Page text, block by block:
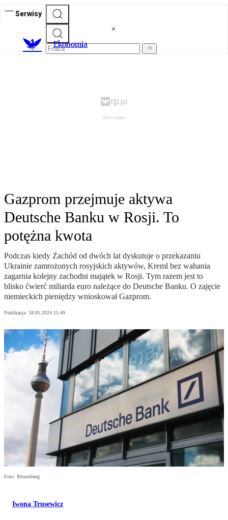
Serwisy
Ekonomia
Gazprom przejmuje aktywa
Deutsche Banku w Rosji. To
potężna kwota
Podczas kiedy Zachód od dwóch lat dyskutuje o przekazaniu
Ukrainie zamrożonych rosyjskich aktywów, Kreml bez wahania
zagarnia kolejny zachodni majątek w Rosji. Tym razem jest to
blisko ćwierć miliarda euro należące do Deutsche Banku. O zajęcie
niemieckich pieniędzy wnioskował Gazprom.
Publikacja: 18.05.2024 15:49
Foto: Bloomberg
Iwona Trusewicz